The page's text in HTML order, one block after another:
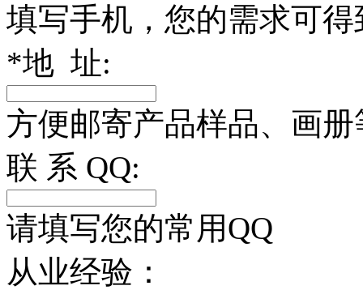
填写手机，您的需求可
*地 址:
方便邮寄产品样品、画
联 系 QQ:
请填写您的常用QQ
从业经验：